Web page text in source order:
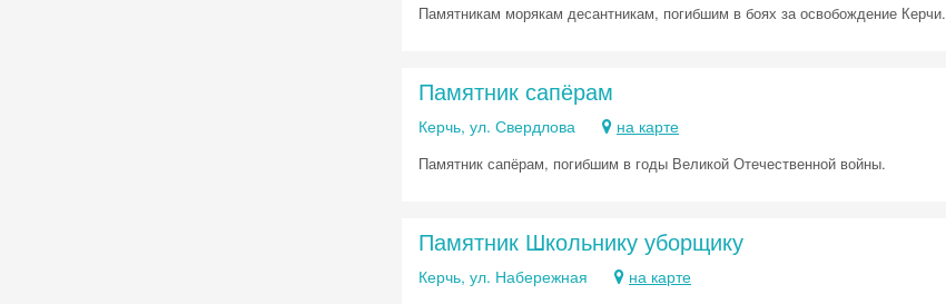
Памятникам морякам десантникам, погибшим в боях за освобождение Керчи.
Памятник сапёрам
Керчь, ул. Свердлова на карте
Памятник сапёрам, погибшим в годы Великой Отечественной войны.
Памятник Школьнику уборщику
Керчь, ул. Набережная на карте